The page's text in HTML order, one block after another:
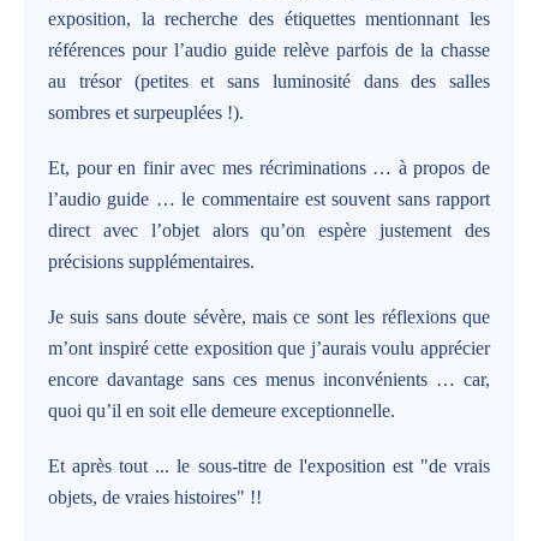
exposition, la recherche des étiquettes mentionnant les
références pour l’audio guide relève parfois de la chasse
au trésor (petites et sans luminosité dans des salles
sombres et surpeuplées !).
Et, pour en finir avec mes récriminations … à propos de
l’audio guide … le commentaire est souvent sans rapport
direct avec l’objet alors qu’on espère justement des
précisions supplémentaires.
Je suis sans doute sévère, mais ce sont les réflexions que
m’ont inspiré cette exposition que j’aurais voulu apprécier
encore davantage sans ces menus inconvénients … car,
quoi qu’il en soit elle demeure exceptionnelle.
Et après tout ... le sous-titre de l'exposition est "de vrais
objets, de vraies histoires" !!